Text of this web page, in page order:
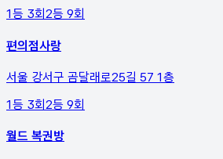
1등 3회 2등 9회
편의점사랑
서울 강서구 곰달래로25길 57 1층
1등 3회2등 9회
월드 복권방